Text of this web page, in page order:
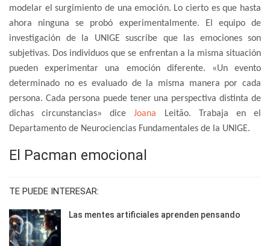
modelar el surgimiento de una emoción. Lo cierto es que hasta
ahora ninguna se probó experimentalmente. El equipo de
investigación de la UNIGE suscribe que las emociones son
subjetivas. Dos individuos que se enfrentan a la misma situación
pueden experimentar una emoción diferente. «Un evento
determinado no es evaluado de la misma manera por cada
persona. Cada persona puede tener una perspectiva distinta de
dichas circunstancias» diceJoana Leitão. Trabaja en el
Departamento de Neurociencias Fundamentales de la UNIGE.
El Pacman emocional
TE PUEDE INTERESAR:
Las mentes artificiales aprenden pensando